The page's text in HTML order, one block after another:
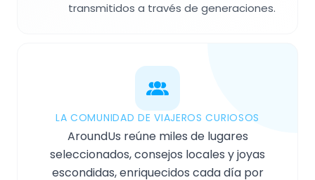
transmitidos a través de generaciones.
LA COMUNIDAD DE VIAJEROS CURIOSOS
AroundUs reúne miles de lugares
seleccionados, consejos locales y joyas
escondidas, enriquecidos cada día por